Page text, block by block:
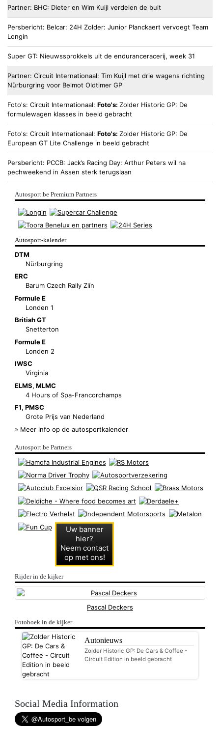
Partner BHC Dieter en Wim Kuijl verdelen de buit
Persbericht Belcar 24H Zolder: Junior Planckaert vervoegt Team
Longin
Super GT Nieuwssprokkels uit de enduranceracerij, week 31
Partner Circuit Internationaal Tim Kuijl met drie wagens richting
Nürburgring voor Belmot Oldtimer GP
Foto's Circuit Internationaal Foto's: Zolder Historic GP: De
formulewagen klasses in beeld gebracht
Foto's Circuit Internationaal Foto's: Zolder Historic GP: De
European GT Lite Challenge in beeld gebracht
Persbericht PCCB Jack’s Racing Day: Arthur Peters wil na
pechweekend in Assen sterk terugslaan
Autosport.be Premium Partners
Autosport-kalender
DTM
Nürburgring
ERC
Barum Czech Rally Zlín
Formule E
Londen 1
British GT
Snetterton
Formule E
Londen 2
IWSC
Virginia
ELMS, MLMC
4 Hours of Spa-Francorchamps
F1, PMSC
Grote Prijs van Nederland
» Meer info op de autosportkalender
Autosport.be Partners
Uw banner
hier?
Neem contact
op met ons!
Rijder in de kijker
Pascal Deckers
Fotoboek in de kijker
Autonieuws
Zolder Historic GP: De Cars & Coffee -
Circuit Edition in beeld gebracht
Social Media Information